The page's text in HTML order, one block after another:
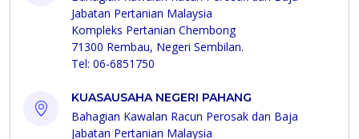
Jabatan Pertanian Malaysia
Kompleks Pertanian Chembong
71300 Rembau, Negeri Sembilan.
Tel: 06-6851750
KUASAUSAHA NEGERI PAHANG
Bahagian Kawalan Racun Perosak dan Baja
Jabatan Pertanian Malaysia